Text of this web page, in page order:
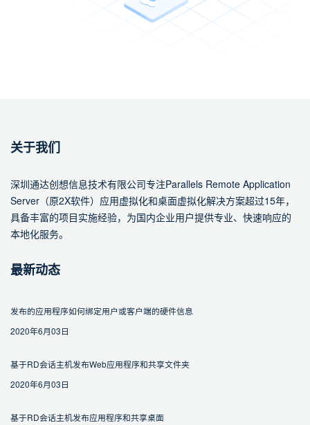
关于我们
深圳通达创想信息技术有限公司专注Parallels Remote Application
Server（原2X软件）应用虚拟化和桌面虚拟化解决方案超过15年，
具备丰富的项目实施经验，为国内企业用户提供专业、快速响应的
本地化服务。
最新动态
发布的应用程序如何绑定用户或客户端的硬件信息
2020年6月03日
基于RD会话主机发布Web应用程序和共享文件夹
2020年6月03日
基于RD会话主机发布应用程序和共享桌面